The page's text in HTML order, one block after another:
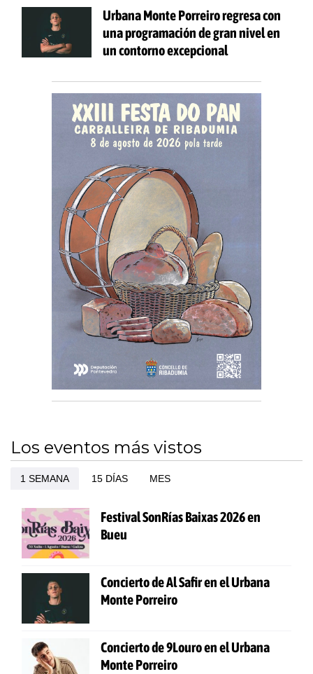
Urbana Monte Porreiro regresa con
una programación de gran nivel en
un contorno excepcional
Los eventos más vistos
1 SEMANA 15 DÍAS MES
Festival SonRías Baixas 2026 en
Bueu
Concierto de Al Safir en el Urbana
Monte Porreiro
Concierto de 9Louro en el Urbana
Monte Porreiro